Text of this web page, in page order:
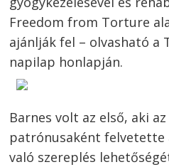
Freedom from Torture
ajánlják fel – olvasható a
napilap honlapján.
Barnes volt az első, aki
patrónusaként felvetette
való szereplés